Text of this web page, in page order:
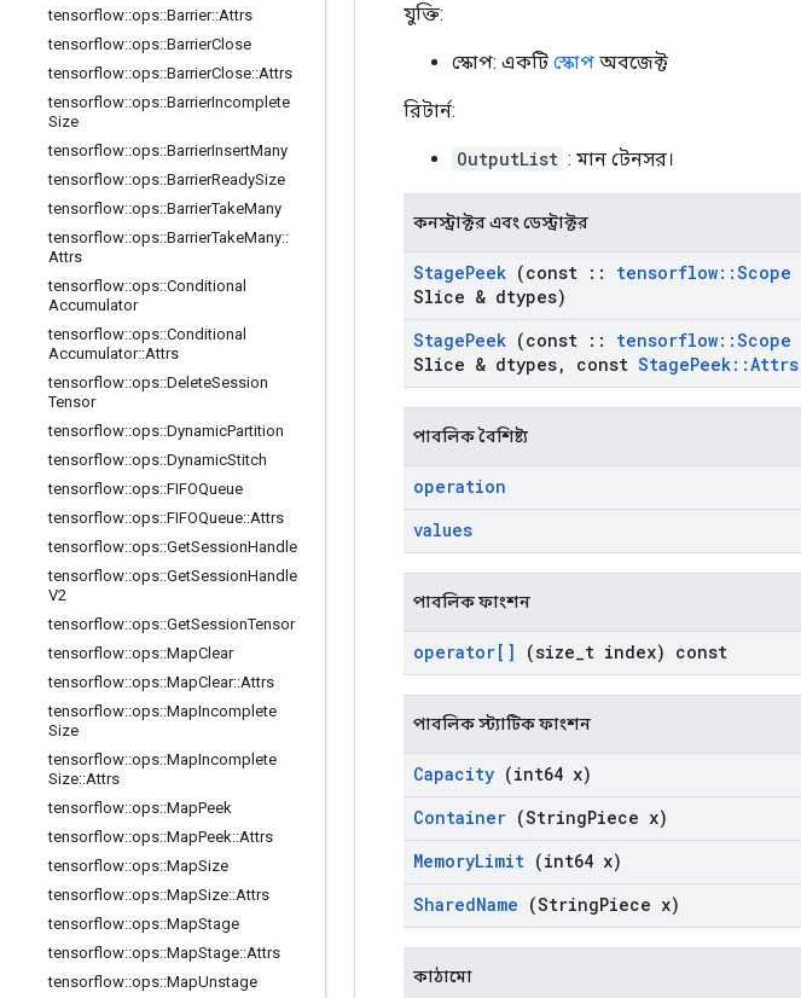
tensorflow::ops::Barrier::Attrs
tensorflow::ops::BarrierClose
tensorflow::ops::BarrierClose::Attrs
tensorflow::ops::BarrierIncomplete
Size
tensorflow::ops::BarrierInsertMany
tensorflow::ops::BarrierReadySize
tensorflow::ops::BarrierTakeMany
tensorflow::ops::BarrierTakeMany::
Attrs
tensorflow::ops::Conditional
Accumulator
tensorflow::ops::Conditional
Accumulator::Attrs
tensorflow::ops::DeleteSession
Tensor
tensorflow::ops::DynamicPartition
tensorflow::ops::DynamicStitch
tensorflow::ops::FIFOQueue
tensorflow::ops::FIFOQueue::Attrs
tensorflow::ops::GetSessionHandle
tensorflow::ops::GetSessionHandle
V2
tensorflow::ops::GetSessionTensor
tensorflow::ops::MapClear
tensorflow::ops::MapClear::Attrs
tensorflow::ops::MapIncomplete
Size
tensorflow::ops::MapIncomplete
Size::Attrs
tensorflow::ops::MapPeek
tensorflow::ops::MapPeek::Attrs
tensorflow::ops::MapSize
tensorflow::ops::MapSize::Attrs
tensorflow::ops::MapStage
tensorflow::ops::MapStage::Attrs
tensorflow::ops::MapUnstage
যুক্তি:
স্কোপ: একটি স্কোপ অবজেক্ট
রিটার্ন:
OutputList : মান টেনসর।
কনস্ট্রাক্টর এবং ডেস্ট্রাক্টর
StagePeek (const :: tensorflow::Scope
Slice & dtypes)
StagePeek (const :: tensorflow::Scope
Slice & dtypes, const StagePeek::Attrs
পাবলিক বৈশিষ্ট্য
operation
values
পাবলিক ফাংশন
operator[] (size t index) const
পাবলিক স্ট্যাটিক ফাংশন
Capacity (int64 x)
Container (StringPiece x)
MemoryLimit (int64 x)
SharedName (StringPiece x)
কাঠামো